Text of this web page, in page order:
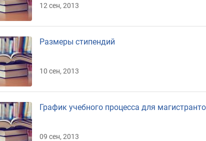
12 сен, 2013
Размеры стипендий
10 сен, 2013
График учебного процесса для
09 сен, 2013